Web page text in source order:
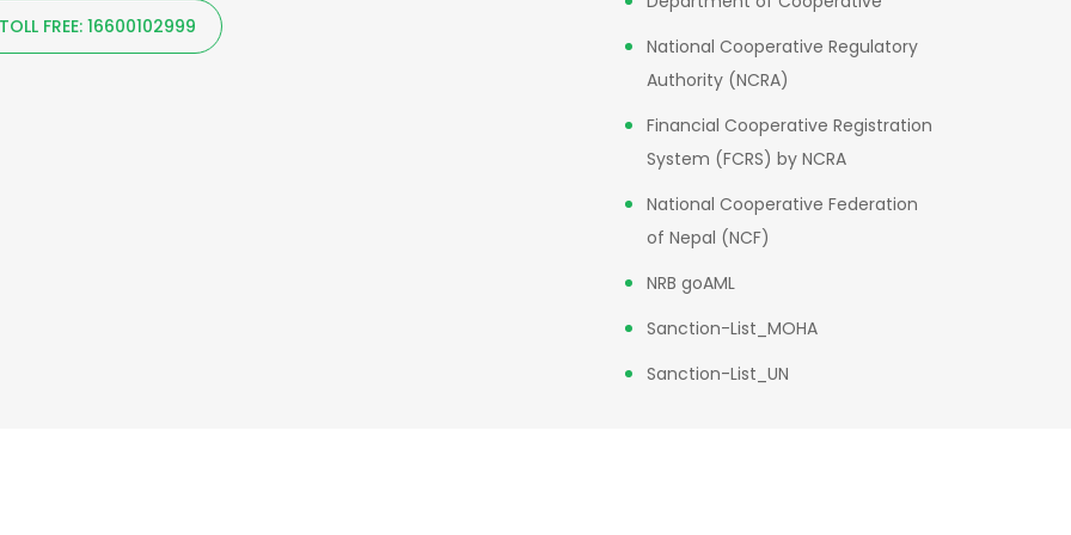
FREE: 16600102999
National Cooperative Regulatory
Authority (NCRA)
Financial Cooperative Registration
System (FCRS) by NCRA
National Cooperative Federation
of Nepal (NCF)
NRB goAML
Sanction-List_MOHA
Sanction-List_UN